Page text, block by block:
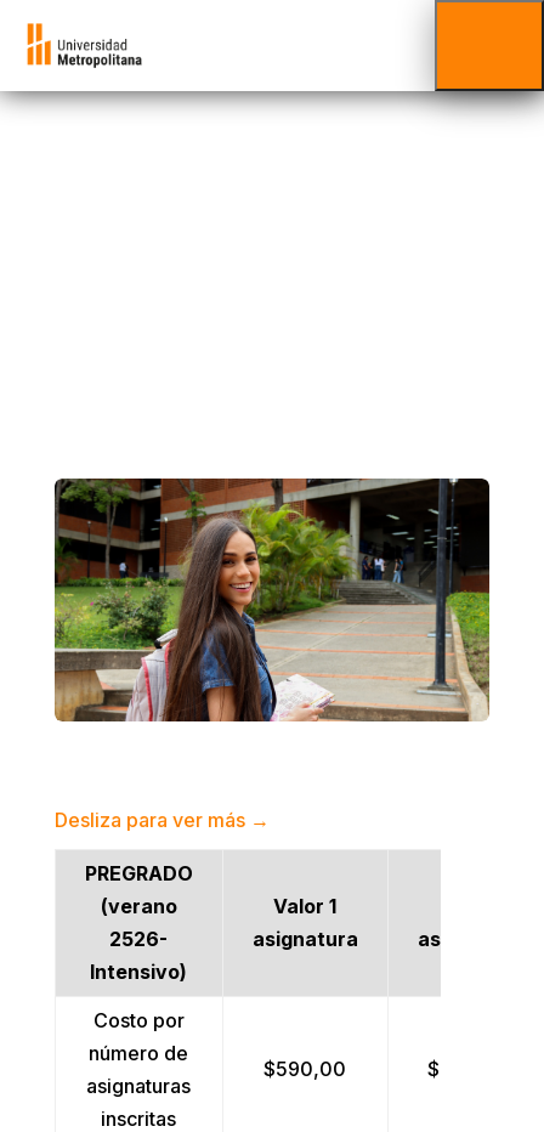
Desliza para ver más →
PREGRADO
(verano
2526-
Intensivo)
Valor 1
asignatura
asignaturas
Costo por
número de
asignaturas
inscritas
$590,00 $1.040,00